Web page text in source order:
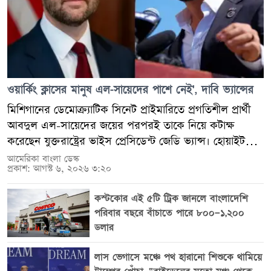
ওয়ার্কিং ক্লাসের মানুষ এল-সায়েদের পাশে নেই', দাবি ভ্যান্সের
মিশিগানের ডেমোক্র্যাটিক সিনেট প্রাইমারিতে প্রগতিশীল প্রার্থী
আবদুল এল-সায়েদের জয়ের পরপরই তাকে নিয়ে কটাক্ষ
করেছেন যুক্তরাষ্ট্রের ভাইস প্রেসিডেন্ট জেডি ভ্যান্স। হোয়াইট
হাউসে ফেডারেল প্রতারণা প্রতিরোধ নিয়ে এক বৈঠকে তিনি
বলেন, ভবিষ্যতে এল-সায়েদ প্রেসিডেন্ট হলে ট্রাম্প প্রশাসনের
নেওয়া পদক্ষেপগুলো বাতিল করে দিতে পারেন। ভ্যান্সের এই
মন্তব্য নভেম্বরের গুরুত্বপূর্ণ সিনেট নির্বাচন সামনে রেখে নতুন
রাজনৈতিক বিতর্ক তৈরি করেছে। বুধবার ওয়াশিংটনে হোয়াইট
হাউসের অ্যান্টি-ফ্রড টাস্কফোর্সের কার্যক্রম নিয়ে কংগ্রেস
সদস্যদের সঙ্গে বৈঠক করছিলেন ভ্যান্স। সেখানে তিনি ট্রাম্প
প্রশাসনের প্রতারণাবিরোধী নীতিগুলোকে আইনে স্থায়ী রূপ দিতে
আমেরিকা বাংলা ডেস্ক
প্রকাশ: আগস্ট ৬, ২০২৬ ৩:২০
কস্টকোর এই ৫টি ট্রিক জানলে বাংলাদেশি
পরিবার বছরে বাঁচাতে পারে ৮০০–১,২০০
ডলার
লাস ভেগাসে মঞ্চে পথ হারানো শিশুকে থামিয়ে